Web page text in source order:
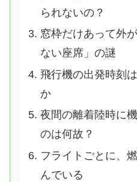
られないの？
窓枠だけあって外
ない座席」の謎
飛行機の出発時刻
か
夜間の離着陸時に
のは何故？
フライトごとに、
んでいる